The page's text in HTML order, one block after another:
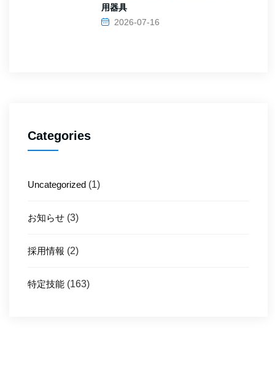
用器具
2026-07-16
Categories
Uncategorized (1)
お知らせ (3)
採用情報 (2)
特定技能 (163)